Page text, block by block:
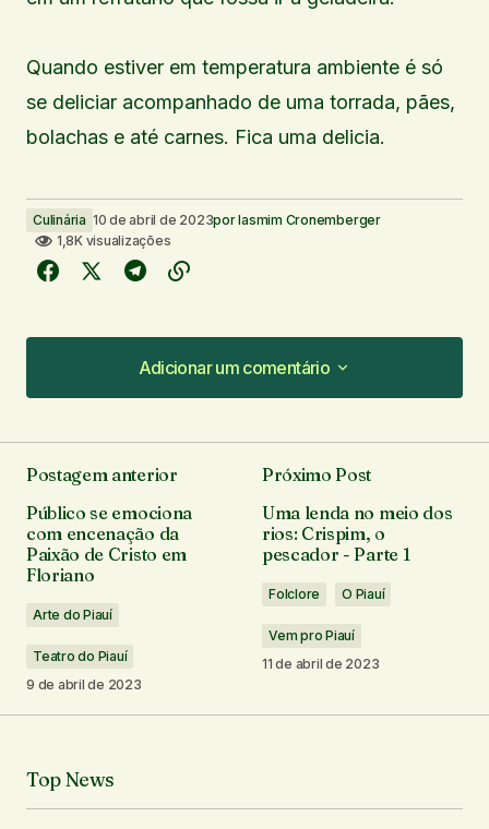
Quando estiver em temperatura ambiente é só
se deliciar acompanhado de uma torrada, pães,
bolachas e até carnes. Fica uma delicia.
Culinária 10 de abril de 2023porIasmim Cronemberger
1,8K visualizações
Adicionar um comentário
Adicionar um comentário
O seu endereço de e-mail não será publicado.
Campos obrigatórios são marcados com*
Comentário
Seu nome*
Seu e-mail
Postagem anterior
Público se emociona
com encenação da
Paixão de Cristo em
Floriano
Arte do Piauí
Teatro do Piauí
9 de abril de 2023
Próximo Post
Uma lenda no meio dos
rios: Crispim, o
pescador - Parte 1
Folclore O Piauí
Vem pro Piauí
11 de abril de 2023
Top News